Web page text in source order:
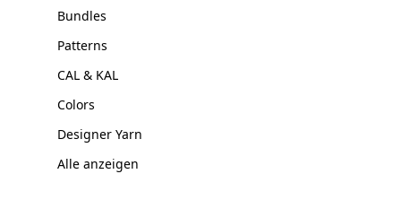
Bundles
Patterns
CAL & KAL
Colors
Designer Yarn
Alle anzeigen